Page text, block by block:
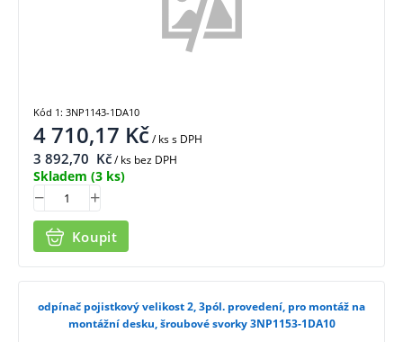
4 710,17 Kč/ kss DPH
3 892,70 Kč/ ks bez DPH
Skladem (3 ks)
Koupit
Kód 1: 3NP1143-1DA10
odpínač pojistkový velikost 2, 3pól. provedení, pro montáž na
montážní desku, šroubové svorky 3NP1153-1DA10